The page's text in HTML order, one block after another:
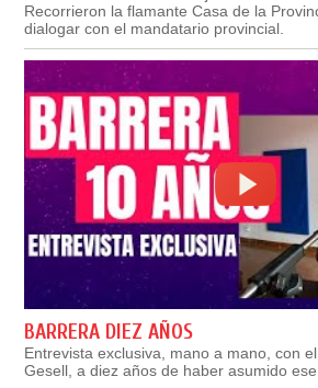
Recorrieron la flamante Casa de la
dialogar con el mandatario provincial.
BARRERA DIEZ AÑOS
Entrevista exclusiva, mano a mano, con
Gesell, a diez años de haber asumido ese